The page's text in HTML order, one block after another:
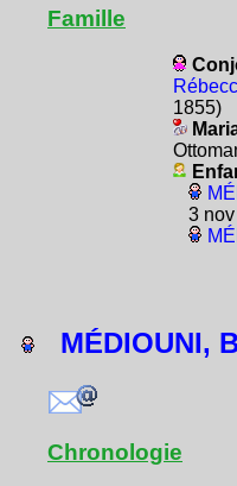
Famille
1855)
3
MÉDIOUNI,
Chronologie